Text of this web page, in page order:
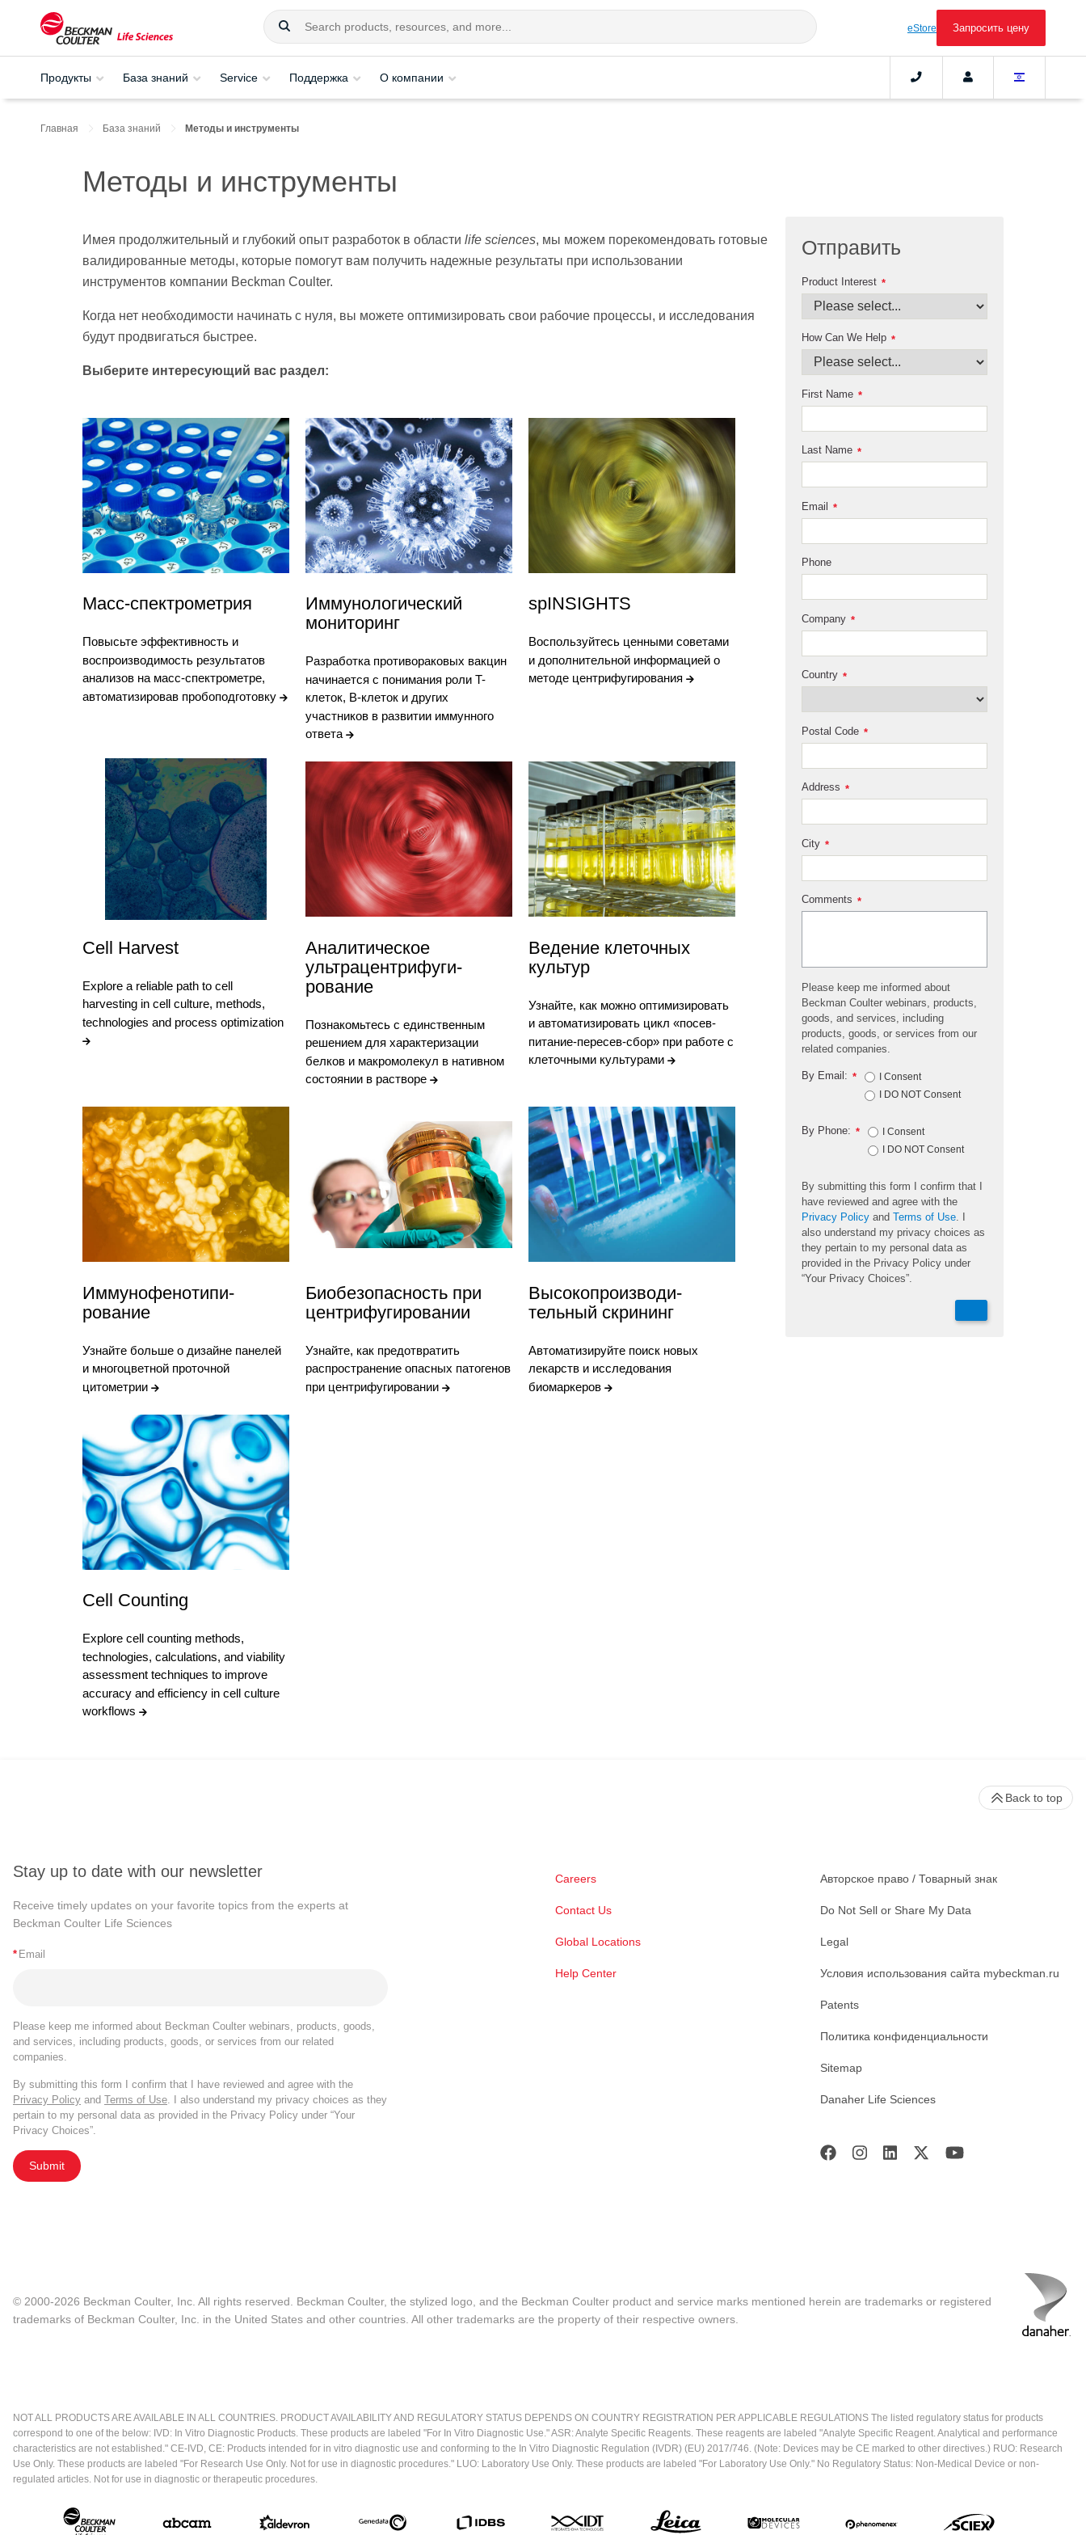
eStore Запросить цену
Продукты База знаний Service Поддержка О компании
Главная База знаний Методы и инструменты
Методы и инструменты
Имея продолжительный и глубокий опыт разработок в области life sciences, мы можем порекомендовать готовые
валидированные методы, которые помогут вам получить надежные результаты при использовании
инструментов компании Beckman Coulter.
Когда нет необходимости начинать с нуля, вы можете оптимизировать свои рабочие процессы, и исследования
будут продвигаться быстрее.
Выберите интересующий вас раздел:
Масс-спектрометрия
Повысьте эффективность и
воспроизводимость результатов
анализов на масс-спектрометре,
автоматизировав пробоподготовку
Иммунологический
мониторинг
Разработка противораковых вакцин
начинается с понимания роли T-
клеток, B-клеток и других
участников в развитии иммунного
ответа
spINSIGHTS
Воспользуйтесь ценными советами
и дополнительной информацией о
методе центрифугирования
Cell Harvest
Explore a reliable path to cell
harvesting in cell culture, methods,
technologies and process optimization
Аналитическое
ультрацентрифуги-
рование
Познакомьтесь с единственным
решением для характеризации
белков и макромолекул в нативном
состоянии в растворе
Ведение клеточных
культур
Узнайте, как можно оптимизировать
и автоматизировать цикл «посев-
питание-пересев-сбор» при работе с
клеточными культурами
Иммунофенотипи-
рование
Узнайте больше о дизайне панелей
и многоцветной проточной
цитометрии
Биобезопасность при
центрифугировании
Узнайте, как предотвратить
распространение опасных патогенов
при центрифугировании
Высокопроизводи-
тельный скрининг
Автоматизируйте поиск новых
лекарств и исследования
биомаркеров
Cell Counting
Explore cell counting methods,
technologies, calculations, and viability
assessment techniques to improve
accuracy and efficiency in cell culture
workflows
Отправить
*
Product Interest
*
How Can We Help
*
First Name
*
Last Name
*
Email
Phone
*
Company
*
Country
*
Postal Code
*
Address
*
City
*
Comments
Please keep me informed about
Beckman Coulter webinars, products,
goods, and services, including
products, goods, or services from our
related companies.
*
By Email:
I Consent
I DO NOT Consent
*
By Phone:
I Consent
I DO NOT Consent
By submitting this form I confirm that I
have reviewed and agree with the
Privacy Policy and Terms of Use
also understand my privacy choices as
they pertain to my personal data as
provided in the Privacy Policy under
“Your Privacy Choices”.
Stay up to date with our newsletter
Receive timely updates on your favorite topics from the experts at
Beckman Coulter Life Sciences
* Email
Please keep me informed about Beckman Coulter webinars, products, goods,
and services, including products, goods, or services from our related
companies.
By submitting this form I confirm that I have reviewed and agree with the
Privacy Policy and Terms of Use. I also understand my privacy choices as they
pertain to my personal data as provided in the Privacy Policy under “Your
Privacy Choices”.
Submit
Careers
Contact Us
Global Locations
Help Center
Авторское право / Товарный знак
Do Not Sell or Share My Data
Legal
Условия использования сайта mybeckman.ru
Patents
Политика конфиденциальности
Sitemap
Danaher Life Sciences
Back to top
© 2000-2026 Beckman Coulter, Inc. All rights reserved. Beckman Coulter, the stylized logo, and the Beckman Coulter product and service marks mentioned herein are trademarks or registered
trademarks of Beckman Coulter, Inc. in the United States and other countries. All other trademarks are the property of their respective owners.
NOT ALL PRODUCTS ARE AVAILABLE IN ALL COUNTRIES. PRODUCT AVAILABILITY AND REGULATORY STATUS DEPENDS ON COUNTRY REGISTRATION PER APPLICABLE REGULATIONS The listed regulatory status for products
correspond to one of the below: IVD: In Vitro Diagnostic Products. These products are labeled "For In Vitro Diagnostic Use." ASR: Analyte Specific Reagents. These reagents are labeled "Analyte Specific Reagent. Analytical and performance
characteristics are not established." CE-IVD, CE: Products intended for in vitro diagnostic use and conforming to the In Vitro Diagnostic Regulation (IVDR) (EU) 2017/746. (Note: Devices may be CE marked to other directives.) RUO: Research
Use Only. These products are labeled "For Research Use Only. Not for use in diagnostic procedures." LUO: Laboratory Use Only. These products are labeled "For Laboratory Use Only." No Regulatory Status: Non-Medical Device or non-
regulated articles. Not for use in diagnostic or therapeutic procedures.